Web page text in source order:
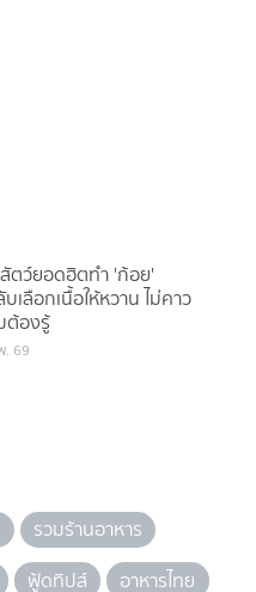
ตว์ยอดฮิตทำ 'ก้อย'
เลือกเนื้อให้หวาน ไม่คาว
ต้องรู้
. 69
รวมร้านอาหาร
ฟู้ดทิปส์
อาหารไทย